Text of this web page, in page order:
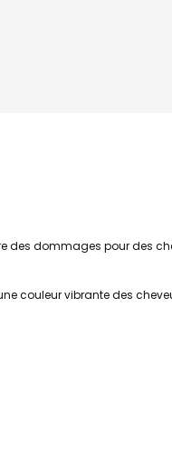
des dommages pour des
couleur vibrante des